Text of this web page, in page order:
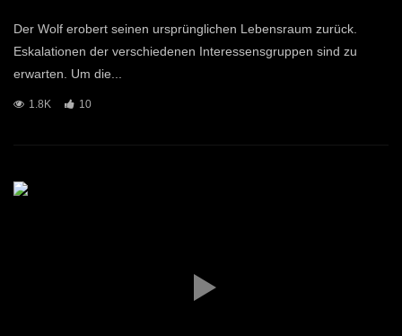
Der Wolf erobert seinen ursprünglichen Lebensraum zurück.
Eskalationen der verschiedenen Interessensgruppen sind zu
erwarten. Um die...
1.8K 10